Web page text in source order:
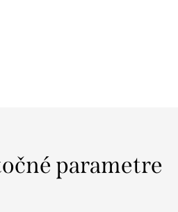
parametre